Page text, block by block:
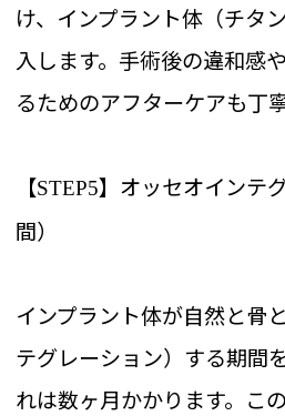
け、インプラント体（チタ
入します。手術後の違和感
るためのアフターケアも丁
【STEP5】オッセオインテ
間）
インプラント体が自然と骨
テグレーション）する期間
れは数ヶ月かかります。こ